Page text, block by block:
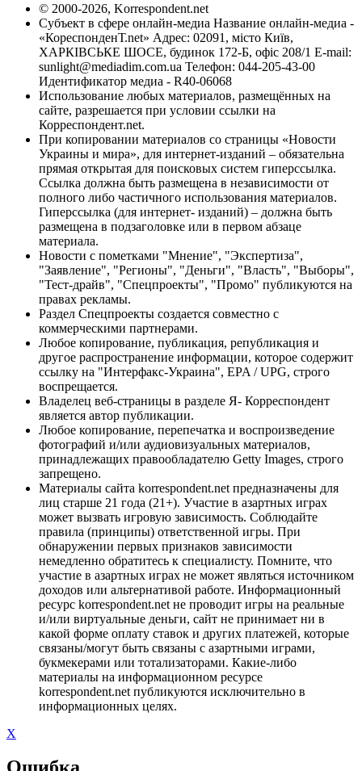
© 2000-2026, Korrespondent.net
Субъект в сфере онлайн-медиа Название онлайн-медиа -
«КореспонденТ.net» Адрес: 02091, місто Київ,
ХАРКІВСЬКЕ ШОСЕ, будинок 172-Б, офіс 208/1 E-mail:
sunlight@mediadim.com.ua Телефон: 044-205-43-00
Идентификатор медиа - R40-06068
Использование любых материалов, размещённых на
сайте, разрешается при условии ссылки на
Корреспондент.net.
При копировании материалов со страницы «Новости
Украины и мира», для интернет-изданий – обязательна
прямая открытая для поисковых систем гиперссылка.
Ссылка должна быть размещена в независимости от
полного либо частичного использования материалов.
Гиперссылка (для интернет- изданий) – должна быть
размещена в подзаголовке или в первом абзаце
материала.
Новости с пометками "Мнение", "Экспертиза",
"Заявление", "Регионы", "Деньги", "Власть", "Выборы",
"Тест-драйв", "Спецпроекты", "Промо" публикуются на
правах рекламы.
Раздел Спецпроекты создается совместно с
коммерческими партнерами.
Любое копирование, публикация, републикация и
другое распространение информации, которое содержит
ссылку на "Интерфакс-Украина", EPA / UPG, строго
воспрещается.
Владелец веб-страницы в разделе Я- Корреспондент
является автор публикации.
Любое копирование, перепечатка и воспроизведение
фотографий и/или аудиовизуальных материалов,
принадлежащих правообладателю Getty Images, строго
запрещено.
Материалы сайта korrespondent.net предназначены для
лиц старше 21 года (21+). Участие в азартных играх
может вызвать игровую зависимость. Соблюдайте
правила (принципы) ответственной игры. При
обнаружении первых признаков зависимости
немедленно обратитесь к специалисту. Помните, что
участие в азартных играх не может являться источником
доходов или альтернативой работе. Информационный
ресурс korrespondent.net не проводит игры на реальные
и/или виртуальные деньги, сайт не принимает ни в
какой форме оплату ставок и других платежей, которые
связаны/могут быть связаны с азартными играми,
букмекерами или тотализаторами. Какие-либо
материалы на информационном ресурсе
korrespondent.net публикуются исключительно в
информационных целях.
X